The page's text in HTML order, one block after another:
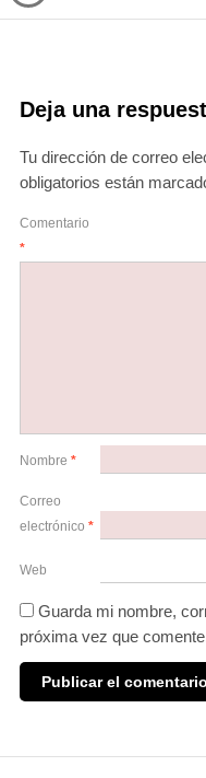
Deja una
Tu dirección de correo
obligatorios están
Comentario
*
Nombre*
Correo
electrónico*
Web
Guarda mi nombre,
próxima vez que